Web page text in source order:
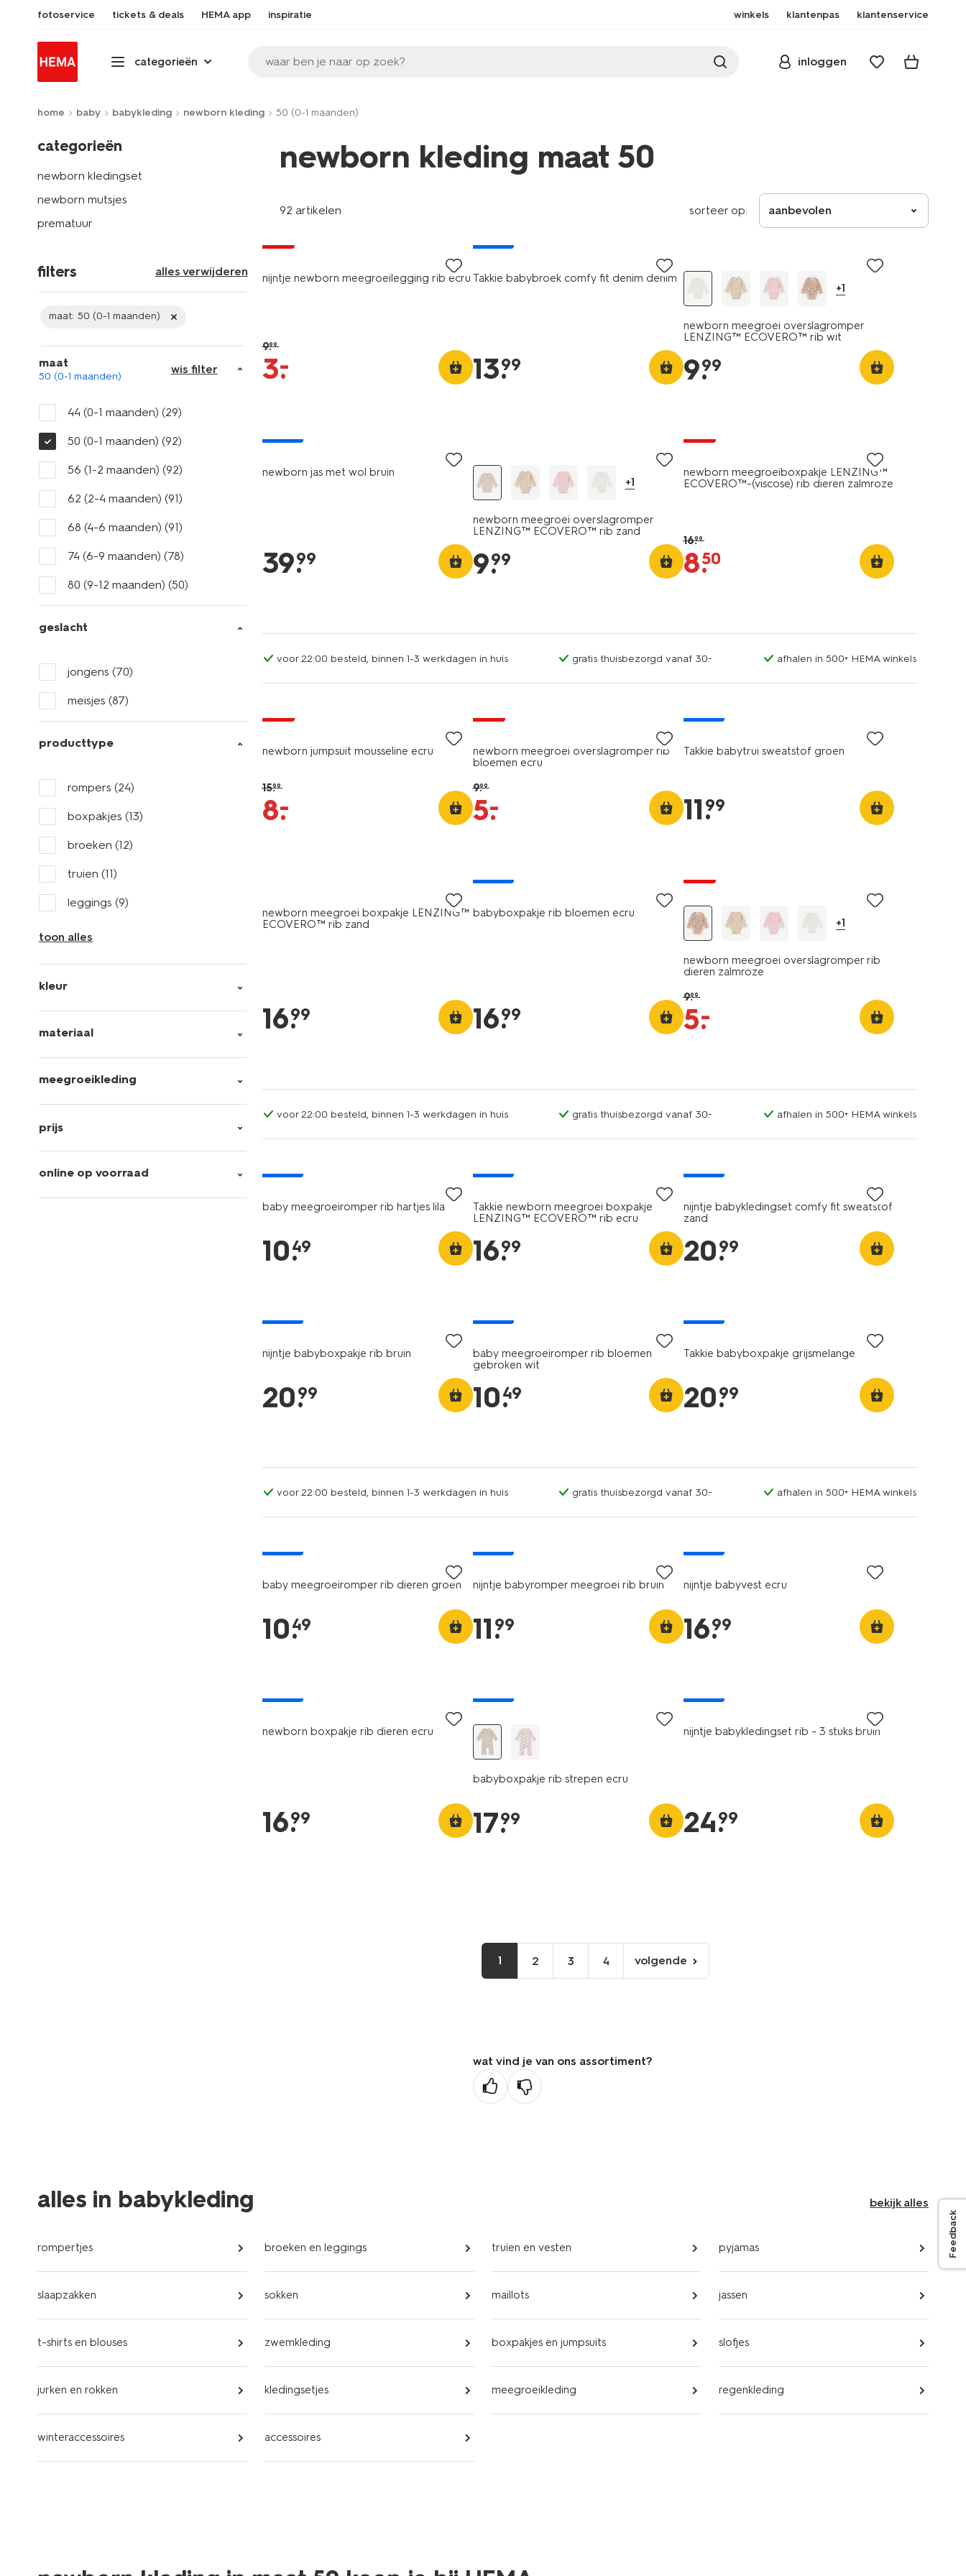
fotoservice tickets & deals HEMA app inspiratie winkels klantenpas klantenservice
categorieën waar ben je naar op zoek? inloggen
home baby babykleding newborn kleding 50 (0-1 maanden)
categorieën
newborn kledingset
newborn mutsjes
prematuur
filters alles verwijderen
maat: 50 (0-1 maanden)
maat
50 (0-1 maanden)
wis filter
44 (0-1 maanden) (29)
50 (0-1 maanden) (92)
56 (1-2 maanden) (92)
62 (2-4 maanden) (91)
68 (4-6 maanden) (91)
74 (6-9 maanden) (78)
80 (9-12 maanden) (50)
geslacht
jongens (70)
meisjes (87)
producttype
rompers (24)
boxpakjes (13)
broeken (12)
truien (11)
leggings (9)
toon alles
kleur
materiaal
meegroeikleding
prijs
online op voorraad
newborn kleding maat 50
92 artikelen sorteer op: aanbevolen
nijntje newborn meegroeilegging rib ecru
9.99
3.
–
Takkie babybroek comfy fit denim denim
13.
99
+1
newborn meegroei overslagromper
LENZING™ ECOVERO™ rib wit
9.
99
newborn jas met wol bruin
39.
99
+1
newborn meegroei overslagromper
LENZING™ ECOVERO™ rib zand
9.
99
newborn meegroeiboxpakje LENZING™
ECOVERO™-(viscose) rib dieren zalmroze
16.99
8.
50
voor 22:00 besteld, binnen 1-3 werkdagen in huis gratis thuisbezorgd vanaf 30.- afhalen in 500+ HEMA winkels
newborn jumpsuit mousseline ecru
15.99
8.
–
newborn meegroei overslagromper rib
bloemen ecru
9.99
5.
–
Takkie babytrui sweatstof groen
11.
99
newborn meegroei boxpakje LENZING™
ECOVERO™ rib zand
16.
99
babyboxpakje rib bloemen ecru
16.
99
+1
newborn meegroei overslagromper rib
dieren zalmroze
9.99
5.
–
voor 22:00 besteld, binnen 1-3 werkdagen in huis gratis thuisbezorgd vanaf 30.- afhalen in 500+ HEMA winkels
baby meegroeiromper rib hartjes lila
10.
49
Takkie newborn meegroei boxpakje
LENZING™ ECOVERO™ rib ecru
16.
99
nijntje babykledingset comfy fit sweatstof
zand
20.
99
nijntje babyboxpakje rib bruin
20.
99
baby meegroeiromper rib bloemen
gebroken wit
10.
49
Takkie babyboxpakje grijsmelange
20.
99
voor 22:00 besteld, binnen 1-3 werkdagen in huis gratis thuisbezorgd vanaf 30.- afhalen in 500+ HEMA winkels
baby meegroeiromper rib dieren groen
10.
49
nijntje babyromper meegroei rib bruin
11.
99
nijntje babyvest ecru
16.
99
newborn boxpakje rib dieren ecru
16.
99
babyboxpakje rib strepen ecru
17.
99
nijntje babykledingset rib - 3 stuks bruin
24.
99
1 2 3 4
volgende
pagina
volgende
wat vind je van ons assortiment?
Feedback
alles in babykleding bekijk alles
rompertjes broeken en leggings truien en vesten pyjamas
slaapzakken sokken maillots jassen
t-shirts en blouses zwemkleding boxpakjes en jumpsuits slofjes
jurken en rokken kledingsetjes meegroeikleding regenkleding
winteraccessoires accessoires